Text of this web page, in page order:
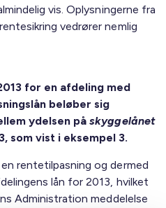
vis. Oplysningerne fra
vedrører nemlig
for en afdeling med
beløber sig
ydelsen påskyggelånet
som vist i eksempel 3.
rentetilpasning og dermed
lån for 2013, hvilket
Administration meddelelse